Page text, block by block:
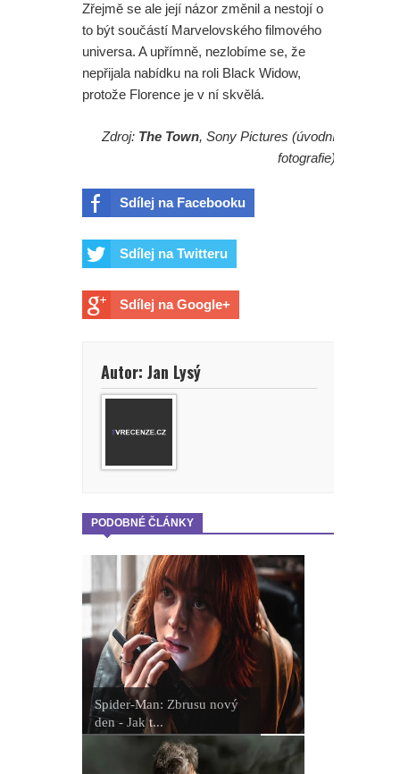
Zřejmě se ale její názor změnil a nestojí o
to být součástí Marvelovského filmového
universa. A upřímně, nezlobíme se, že
nepřijala nabídku na roli Black Widow,
protože Florence je v ní skvělá.
Zdroj: The Town, Sony Pictures (úvodní
fotografie)
Sdílej na Facebooku
Sdílej na Twitteru
Sdílej na Google+
Autor: Jan Lysý
PODOBNÉ ČLÁNKY
Spider-Man: Zbrusu nový
den - Jak t...